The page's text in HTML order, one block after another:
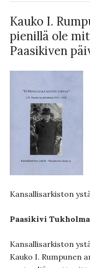
Kauko I.
pienillä ole
Paasikiven
Kansallisarkiston
Paasikivi
Kansallisarkiston
Kauko I. Rumpunen